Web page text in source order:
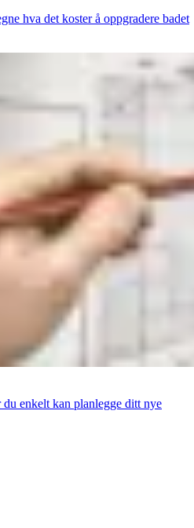
hva det koster å oppgradere badet
enkelt kan planlegge ditt nye